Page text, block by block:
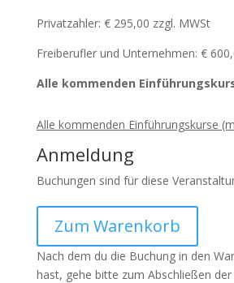
Privatzahler: € 295,00 zzgl. MWSt
Freiberufler und Unternehmen: €
Alle kommenden
Alle kommenden Einführungskurse
Anmeldung
Buchungen sind für diese
Zum Warenkorb
Nach dem du die Buchung in den
hast, gehe bitte zum Abschließen